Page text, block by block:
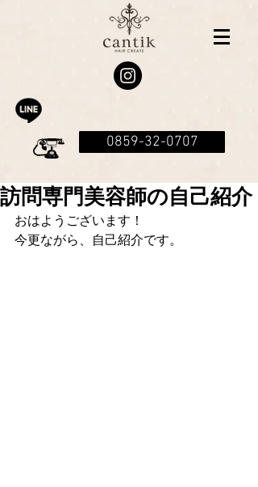
0859-32-0707
訪問専門美容師の自己紹介
おはようございます！
今更ながら、自己紹介です。